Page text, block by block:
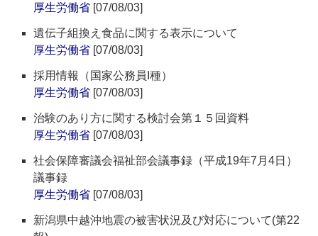
厚生労働省 [07/08/03]
遺伝子組換え食品に関する表示について
厚生労働省 [07/08/03]
採用情報（国家公務員I種）
厚生労働省 [07/08/03]
治験のあり方に関する検討会第１５回資料
厚生労働省 [07/08/03]
社会保障審議会福祉部会議事録（平成19年7月4日）
議事録
厚生労働省 [07/08/03]
新潟県中越沖地震の被害状況及び対応について(第22